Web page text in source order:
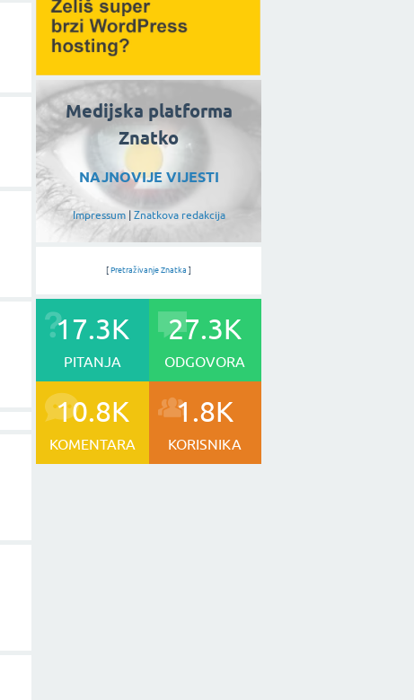
Medijska platforma
Znatko
NAJNOVIJE VIJESTI
Impressum| Znatkova redakcija
[ Pretraživanje Znatka ]
17.3K
PITANJA
27.3K
ODGOVORA
10.8K
KOMENTARA
1.8K
KORISNIKA